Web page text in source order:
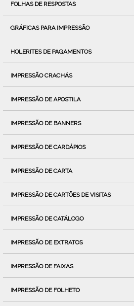
FOLHAS DE RESPOSTAS
GRÁFICAS PARA IMPRESSÃO
HOLERITES DE PAGAMENTOS
IMPRESSÃO CRACHÁS
IMPRESSÃO DE APOSTILA
IMPRESSÃO DE BANNERS
IMPRESSÃO DE CARDÁPIOS
IMPRESSÃO DE CARTA
IMPRESSÃO DE CARTÕES DE VISITAS
IMPRESSÃO DE CATÁLOGO
IMPRESSÃO DE EXTRATOS
IMPRESSÃO DE FAIXAS
IMPRESSÃO DE FOLHETO